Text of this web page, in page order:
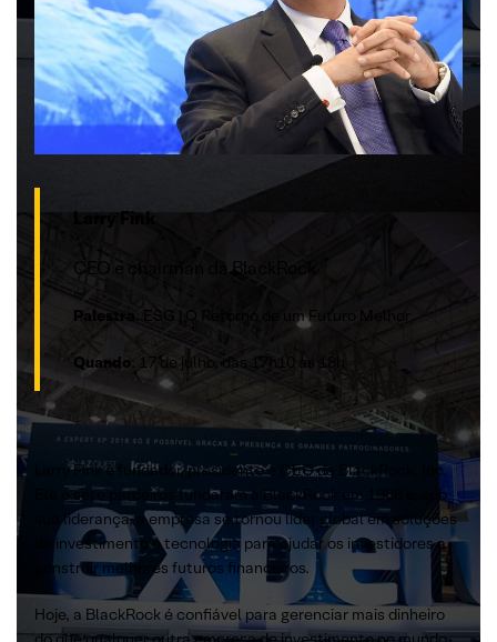
Larry Fink
CEO e chairman da BlackRock
Palestra : ESG | O Retorno de um Futuro Melhor
Quando: 17 de julho, das 17h10 às 18h
Larry Fink é fundador, presidente e CEO da BlackRock, Inc.
Ele e sete parceiros fundaram a BlackRock em 1988 e, sob
sua liderança, a empresa se tornou líder global em soluções
de investimento e tecnologia para ajudar os investidores a
construir melhores futuros financeiros.
Hoje, a BlackRock é confiável para gerenciar mais dinheiro